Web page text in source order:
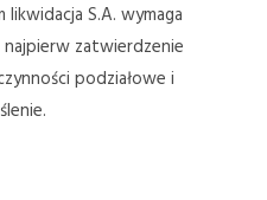
S.A. wymaga
zatwierdzenie
podziałowe i